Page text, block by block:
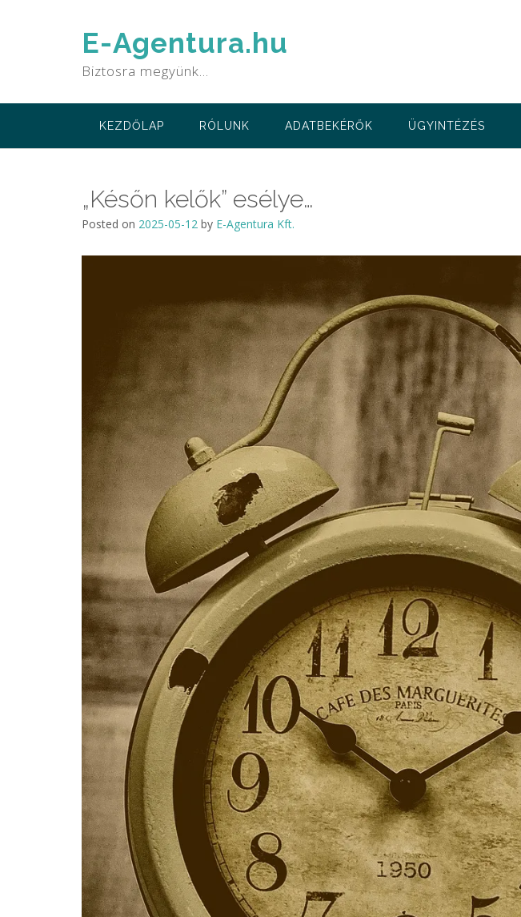
E-Agentura.hu
Biztosra megyünk…
KEZDŐLAP RÓLUNK ADATBEKÉRŐK ÜGYINTÉZÉS
„Későn kelők” esélye…
Posted on 2025-05-12 by E-Agentura Kft.